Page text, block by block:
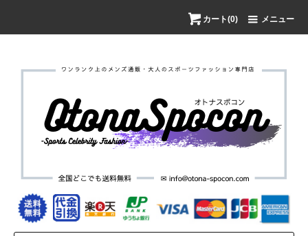
カート(0) メニュー